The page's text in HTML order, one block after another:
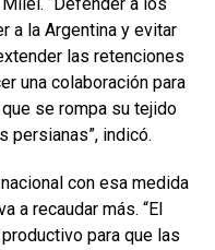
a la Argentina y evitar
las retenciones
una colaboración para
se rompa su tejido
persianas”, indicó.
con esa medida
a recaudar más. “El
para que las